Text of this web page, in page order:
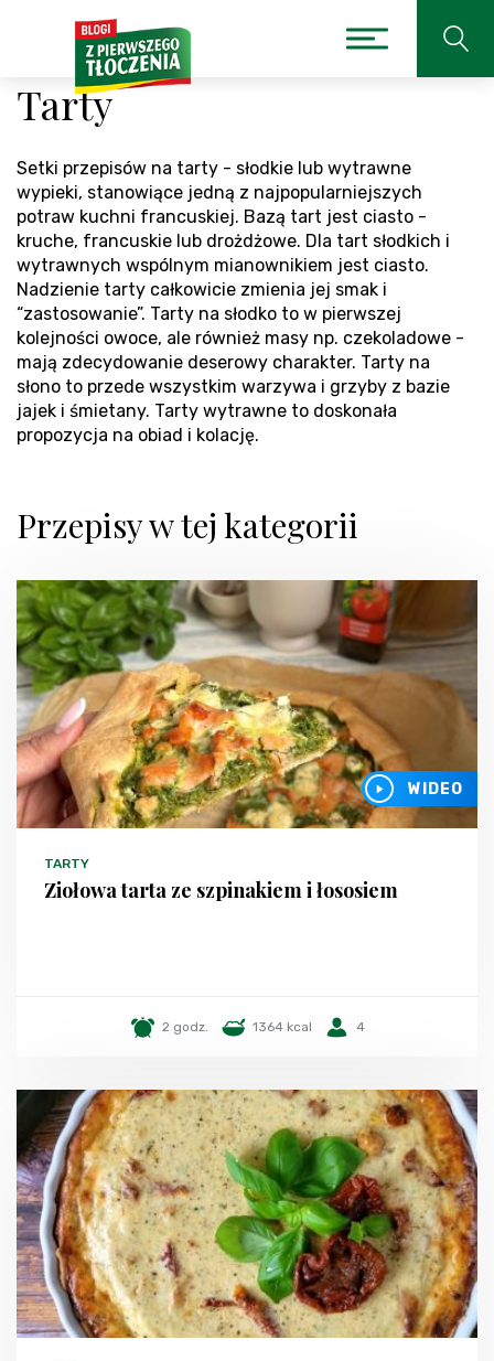
Tarty
Setki przepisów na tarty - słodkie lub wytrawne
wypieki, stanowiące jedną z najpopularniejszych
potraw kuchni francuskiej. Bazą tart jest ciasto -
kruche, francuskie lub drożdżowe. Dla tart słodkich i
wytrawnych wspólnym mianownikiem jest ciasto.
Nadzienie tarty całkowicie zmienia jej smak i
“zastosowanie”. Tarty na słodko to w pierwszej
kolejności owoce, ale również masy np. czekoladowe -
mają zdecydowanie deserowy charakter. Tarty na
słono to przede wszystkim warzywa i grzyby z bazie
jajek i śmietany. Tarty wytrawne to doskonała
propozycja na obiad i kolację.
Przepisy w tej kategorii
WIDEO
TARTY
Ziołowa tarta ze szpinakiem i łososiem
2 godz. 1364 kcal 4